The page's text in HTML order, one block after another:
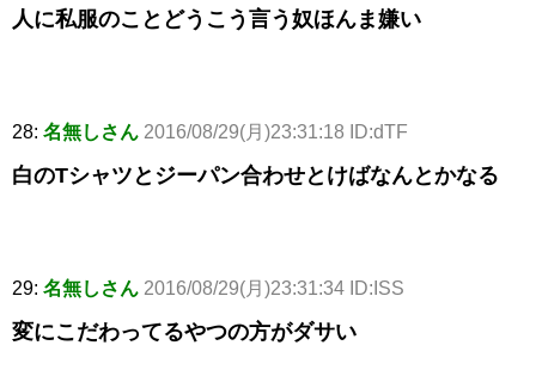
人に私服のことどうこう言う奴ほんま嫌い
28: 名無しさん 2016/08/29(月)23:31:18 ID:dTF
白のTシャツとジーパン合わせとけばなんとかなる
29: 名無しさん 2016/08/29(月)23:31:34 ID:ISS
変にこだわってるやつの方がダサい